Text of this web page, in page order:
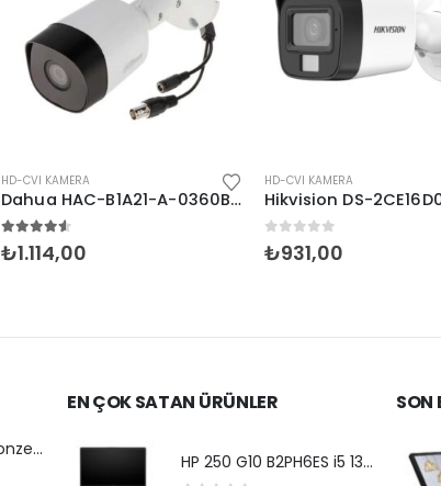
HD-CVI KAMERA
Hikvision DS-2CE16D0T-EXLPF 2MP 2.8mm Dual Light
5 üzerinden
₺931,00
HD-CVI KAMERA
5.005 üzerinden
₺1.402,00
Frisby 750W 80+ Bronze (FR-PS7580P)
EN ÇOK SATAN ÜRÜNLER
HP 250 G10 B2PH6ES i5 1334 -15.6''-8G-512SSD-Dos
SON